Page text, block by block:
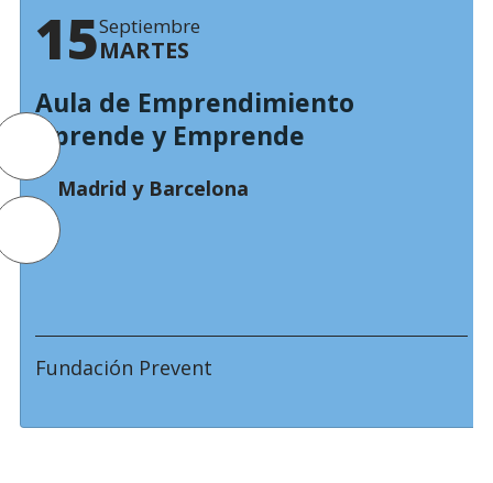
Aula de Emprendimiento
Aprende y Emprende
15Septiembre
MARTES
Madrid y Barcelona
Fundación Prevent